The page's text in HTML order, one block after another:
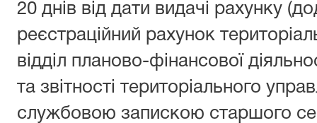
20 днів від дати видачі рахунку
реєстраційний рахунок
відділ планово-фінансової
та звітності територіального
службовою запискою старшого